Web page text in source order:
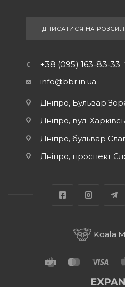
ПІДПИСАТИСЯ НА
+38 (095) 163-83-33
info@bbr.in.ua
Дніпро, Бульвар
Дніпро, вул.
Дніпро, бульвар
Дніпро, проспект
Koala